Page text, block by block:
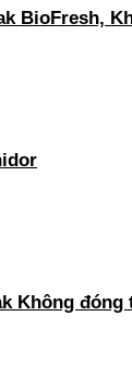
BioFresh,
Không đóng